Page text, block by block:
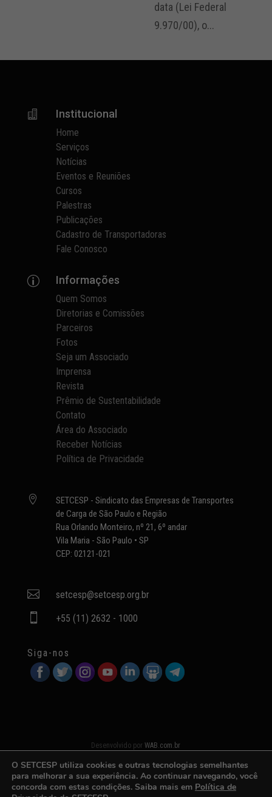
data (Lei Federal
9.970/00), o...
 Institucional
Home
Serviços
Notícias
Eventos e Reuniões
Cursos
Palestras
Publicações
Cadastro de Transportadoras
Fale Conosco
p Informações
Quem Somos
Diretorias e Comissões
Parceiros
Fotos
Seja um Associado
Imprensa
Revista
Prêmio de Sustentabilidade
Contato
Área do Associado
Receber Notícias
Política de Privacidade

SETCESP - Sindicato das Empresas de Transportes
de Carga de São Paulo e Região
Rua Orlando Monteiro, nº 21, 6º andar
Vila Maria - São Paulo • SP
CEP: 02121-021
 setcesp@setcesp.org.br
 +55 (11) 2632 - 1000
Siga-nos
Desenvolvido porWAB.com.br
O SETCESP utiliza cookies e outras tecnologias semelhantes
para melhorar a sua experiência. Ao continuar navegando, você
concorda com estas condições. Saiba mais em Política de